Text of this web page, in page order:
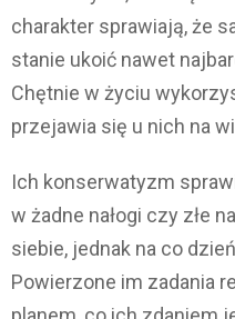
charakter sprawiają, że
stanie ukoić nawet
Chętnie w życiu
przejawia się u nich na
Ich konserwatyzm
w żadne nałogi czy złe
siebie, jednak na co
Powierzone im zadania